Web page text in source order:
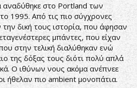
αναδύθηκε στο Portland των
1995. Από τις πιο σύγχρονες
δική τους ιστορία, που άφησαν
μπάντες, που είχαν
στην τελική διαλύθηκαν ενώ
της δόξας τους διότι πολύ απλά
Ο ιθύνων νους ακόμα ανέπνεε
ήθελαν πιο ambient μονοπάτια.